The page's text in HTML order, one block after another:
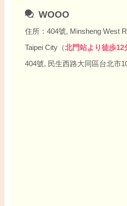
WOOO
住所：404號, Minsheng West
Taipei City（北門站より徒歩12
404號, 民生西路大同區台北市